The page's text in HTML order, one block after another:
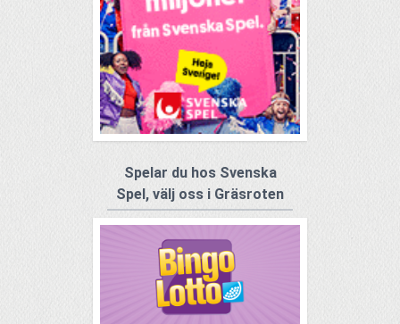
Spelar du hos Svenska
Spel, välj oss i Gräsroten